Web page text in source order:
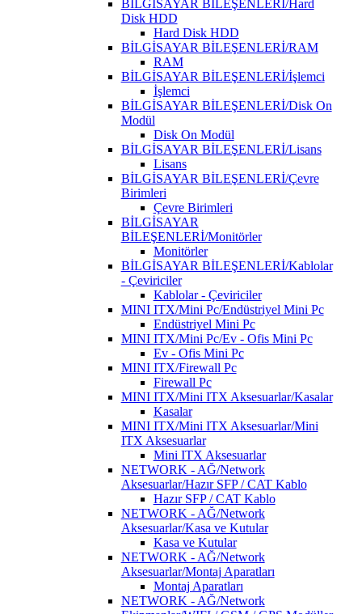
BİLGİSAYAR BİLEŞENLERİ/Hard
Disk HDD
Hard Disk HDD
BİLGİSAYAR BİLEŞENLERİ/RAM
RAM
BİLGİSAYAR BİLEŞENLERİ/İşlemci
İşlemci
BİLGİSAYAR BİLEŞENLERİ/Disk On
Modül
Disk On Modül
BİLGİSAYAR BİLEŞENLERİ/Lisans
Lisans
BİLGİSAYAR BİLEŞENLERİ/Çevre
Birimleri
Çevre Birimleri
BİLGİSAYAR
BİLEŞENLERİ/Monitörler
Monitörler
BİLGİSAYAR BİLEŞENLERİ/Kablolar
- Çeviriciler
Kablolar - Çeviriciler
MINI ITX/Mini Pc/Endüstriyel Mini Pc
Endüstriyel Mini Pc
MINI ITX/Mini Pc/Ev - Ofis Mini Pc
Ev - Ofis Mini Pc
MINI ITX/Firewall Pc
Firewall Pc
MINI ITX/Mini ITX Aksesuarlar/Kasalar
Kasalar
MINI ITX/Mini ITX Aksesuarlar/Mini
ITX Aksesuarlar
Mini ITX Aksesuarlar
NETWORK - AĞ/Network
Aksesuarlar/Hazır SFP / CAT Kablo
Hazır SFP / CAT Kablo
NETWORK - AĞ/Network
Aksesuarlar/Kasa ve Kutular
Kasa ve Kutular
NETWORK - AĞ/Network
Aksesuarlar/Montaj Aparatları
Montaj Aparatları
NETWORK - AĞ/Network